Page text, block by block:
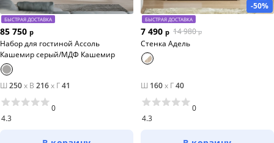
БЫСТРАЯ ДОСТАВКА
85 750 р
Набор для гостиной Ассоль
Кашемир серый/МДФ Кашемир
Ш 250x В 216x Г41
4.3
0
-50%
БЫСТРАЯ ДОСТАВКА
7 490 р 14 980 р
Стенка Адель
Ш 160x Г40
4.3
0